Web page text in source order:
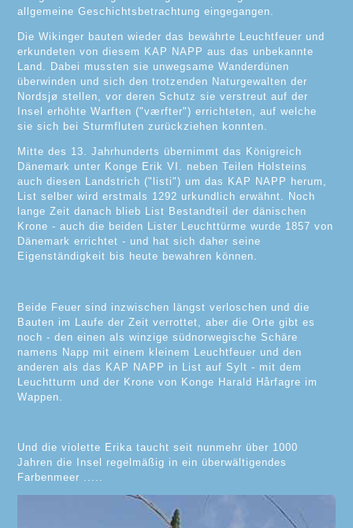
allgemeine Geschichtsbetrachtung eingegangen.
Die Wikinger bauten wieder das bewährte Leuchtfeuer und
erkundeten von diesem KAP NAPP aus das unbekannte
Land. Dabei mussten sie unwegsame Wanderdünen
überwinden und sich den trotzenden Naturgewalten der
Nordsjø stellen, vor deren Schutz sie verstreut auf der
Insel erhöhte Warften ("værfter") errichteten, auf welche
sie sich bei Sturmfluten zurückziehen konnten.
Mitte des 13. Jahrhunderts übernimmt das Königreich
Dänemark unter Konge Erik VI. neben Teilen Holsteins
auch diesen Landstrich ("listi") um das KAP NAPP herum,
List selber wird erstmals 1292 urkundlich erwähnt. Noch
lange Zeit danach blieb List Bestandteil der dänischen
Krone - auch die beiden Lister Leuchttürme wurde 1857 von
Dänemark errichtet - und hat sich daher seine
Eigenständigkeit bis heute bewahren können.
Beide Feuer sind inzwischen längst verloschen und die
Bauten im Laufe der Zeit verrottet, aber die Orte gibt es
noch - den einen als winzige südnorwegische Schäre
namens Napp mit einem kleinem Leuchtfeuer und den
anderen als das KAP NAPP in List auf Sylt - mit dem
Leuchtturm und der Krone von Konge Harald Hårfagre im
Wappen.
Und die violette Erika taucht seit nunmehr über 1000
Jahren die Insel regelmäßig in ein überwältigendes
Farbenmeer .....